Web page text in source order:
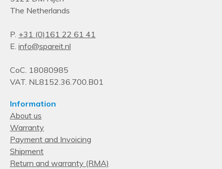
The Netherlands
P. +31 (0)161 22 61 41
E. info@spareit.nl
CoC. 18080985
VAT. NL8152.36.700.B01
Information
About us
Warranty
Payment and Invoicing
Shipment
Return and warranty (RMA)